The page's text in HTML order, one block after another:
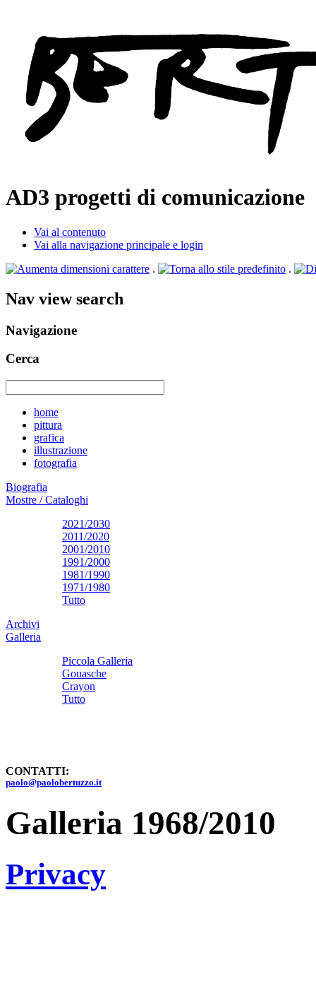
AD3 progetti di comunicazione
Vai al contenuto
Vai alla navigazione principale e login
.
.
Nav view search
Navigazione
Cerca
home
pittura
grafica
illustrazione
fotografia
Biografia
Mostre / Cataloghi
2021/2030
2011/2020
2001/2010
1991/2000
1981/1990
1971/1980
Tutto
Archivi
Galleria
Piccola Galleria
Gouasche
Crayon
Tutto
CONTATTI:
paolo@paolobertuzzo.it
Galleria 1968/2010
Privacy